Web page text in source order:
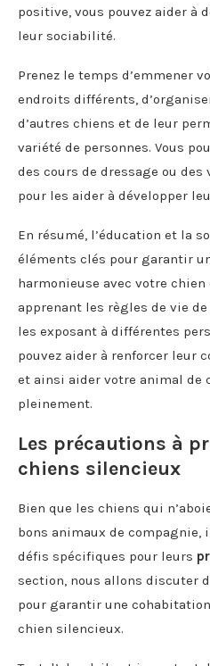
positive, vous pouvez aider à
leur sociabilité.
Prenez le temps d’emmener
endroits différents,
d’autres chiens et de leur
variété de personnes. Vous
des cours de dressage ou
pour les aider à développer
En résumé, l’éducation et la
éléments clés pour garantir
harmonieuse avec votre chien
apprenant les règles de vie
les exposant à différentes
pouvez aider à renforcer leur
et ainsi aider votre animal de
pleinement.
Les précautions à
chiens silencieux
Bien que les chiens qui
bons animaux de compagnie,
défis spécifiques pour leurs
section, nous allons discuter
pour garantir une
chien silencieux.